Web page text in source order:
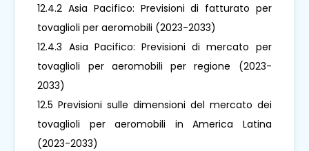
12.4.2 Asia Pacifico: Previsioni di fatturato per
tovaglioli per aeromobili (2023-2033)
12.4.3 Asia Pacifico: Previsioni di mercato per
tovaglioli per aeromobili per regione (2023-
2033)
12.5 Previsioni sulle dimensioni del mercato dei
tovaglioli per aeromobili in America Latina
(2023-2033)